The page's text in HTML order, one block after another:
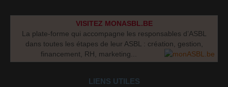
VISITEZ MONASBL.BE
La plate-forme qui accompagne les responsables d’ASBL
dans toutes les étapes de leur ASBL : création, gestion,
financement, RH, marketing...
LIENS UTILES